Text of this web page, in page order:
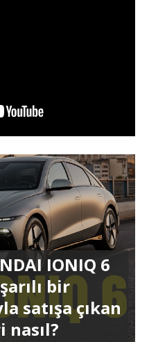
IONIQ 6
bir
satışa çıkan
nasıl?